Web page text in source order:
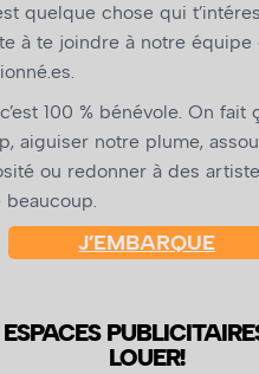
quelque chose qui
à te joindre à notre équipe
100 % bénévole. On fait
aiguiser notre plume,
ou redonner à des
beaucoup.
J’EMBARQUE
ESPACES
LOUER!